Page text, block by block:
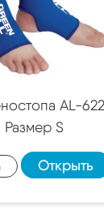
AL-
Размер S
Открыть